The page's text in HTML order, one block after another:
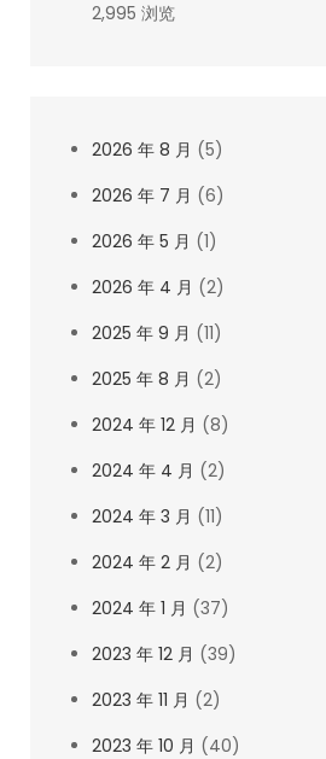
2,995 浏览
2026 年 8 月 (5)
2026 年 7 月 (6)
2026 年 5 月 (1)
2026 年 4 月 (2)
2025 年 9 月 (11)
2025 年 8 月 (2)
2024 年 12 月 (8)
2024 年 4 月 (2)
2024 年 3 月 (11)
2024 年 2 月 (2)
2024 年 1 月 (37)
2023 年 12 月 (39)
2023 年 11 月 (2)
2023 年 10 月 (40)